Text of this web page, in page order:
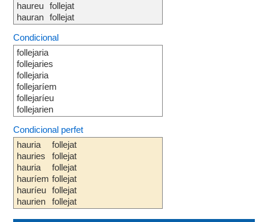
haureu
hauran
follejat
follejat
Condicional
follejaria
follejaries
follejaria
follejaríem
follejaríeu
follejarien
Condicional perfet
hauria
hauries
hauria
hauríem
hauríeu
haurien
follejat
follejat
follejat
follejat
follejat
follejat